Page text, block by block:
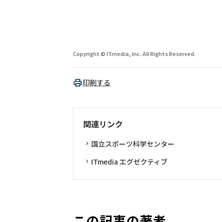
Copyright © ITmedia, Inc. All Rights Reserved.
印刷する
関連リンク
国立スポーツ科学センター
ITmedia エグゼクティブ